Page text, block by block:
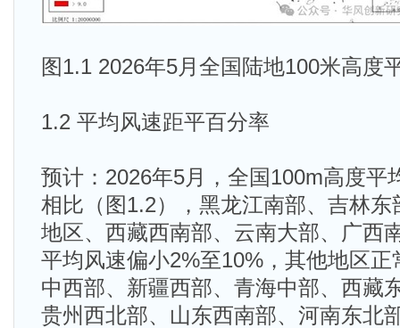
图1.1 2026年5月全国陆地100米高度
1.2 平均风速距平百分率
预计：2026年5月，全国100m高度平
相比（图1.2），黑龙江南部、吉林
地区、西藏西南部、云南大部、广西
平均风速偏小2%至10%，其他地区
中西部、新疆西部、青海中部、西藏
贵州西北部、山东西南部、河南东北